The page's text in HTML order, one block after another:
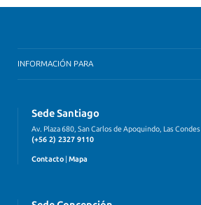
INFORMACIÓN PARA
Sede Santiago
Av. Plaza 680, San Carlos de Apoquindo, Las Condes
(+56 2) 2327 9110
Contacto Mapa